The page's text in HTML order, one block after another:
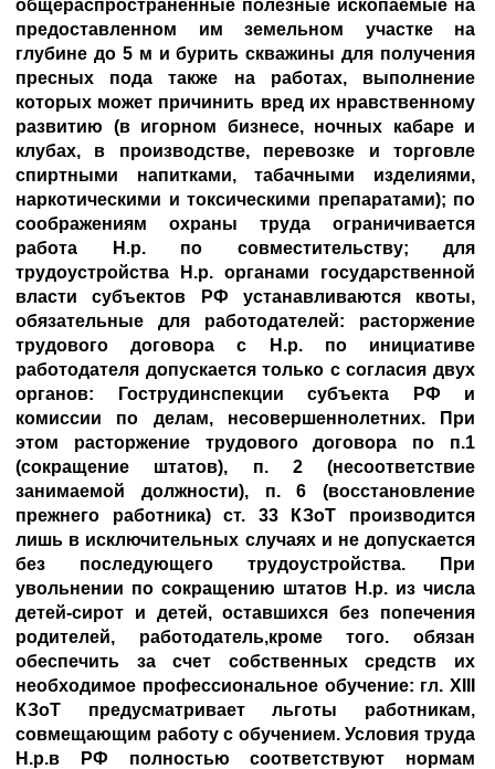
общераспространенные полезные ископаемые на
предоставленном им земельном участке на
глубине до 5 м и бурить скважины для получения
пресных пода также на работах, выполнение
которых может причинить вред их нравственному
развитию (в игорном бизнесе, ночных кабаре и
клубах, в производстве, перевозке и торговле
спиртными напитками, табачными изделиями,
наркотическими и токсическими препаратами); по
соображениям охраны труда ограничивается
работа Н.р. по совместительству; для
трудоустройства Н.р. органами государственной
власти субъектов РФ устанавливаются квоты,
обязательные для работодателей: расторжение
трудового договора с Н.р. по инициативе
работодателя допускается только с согласия двух
органов: Гострудинспекции субъекта РФ и
комиссии по делам, несовершеннолетних. При
этом расторжение трудового договора по п.1
(сокращение штатов), п. 2 (несоответствие
занимаемой должности), п. 6 (восстановление
прежнего работника) ст. 33 КЗоТ производится
лишь в исключительных случаях и не допускается
без последующего трудоустройства. При
увольнении по сокращению штатов Н.р. из числа
детей-сирот и детей, оставшихся без попечения
родителей, работодатель,кроме того. обязан
обеспечить за счет собственных средств их
необходимое профессиональное обучение: гл. XIII
КЗоТ предусматривает льготы работникам,
совмещающим работу с обучением. Условия труда
Н.р.в РФ полностью соответствуют нормам